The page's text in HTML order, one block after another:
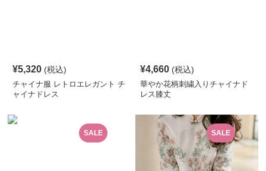
¥5,320 (税込)
チャイナ服 レトロエレガント チ
ャイナドレス
¥4,660 (税込)
華やか花柄刺繍入りチャイナド
レス膝丈
SALE SALE